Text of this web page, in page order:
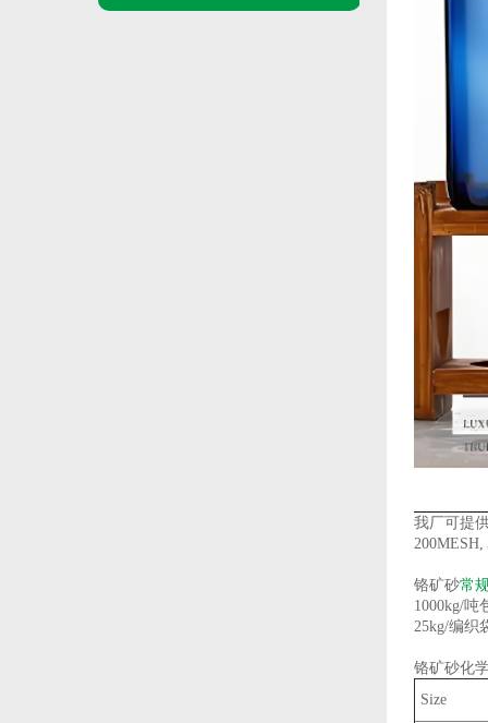
我厂可提
200MESH,
铬矿砂常
1000kg/吨
25kg/编织
铬矿砂化
Size